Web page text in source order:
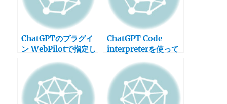
ChatGPTのプラグイ
ン WebPilotで指定し
タを抜き出してもらっ
た
ChatGPT Code
interpreterを使って
できないけど、スクレ
イピングするpython
は作成できる